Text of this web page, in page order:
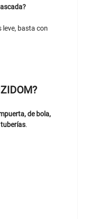
leve, basta con
de bola,
.